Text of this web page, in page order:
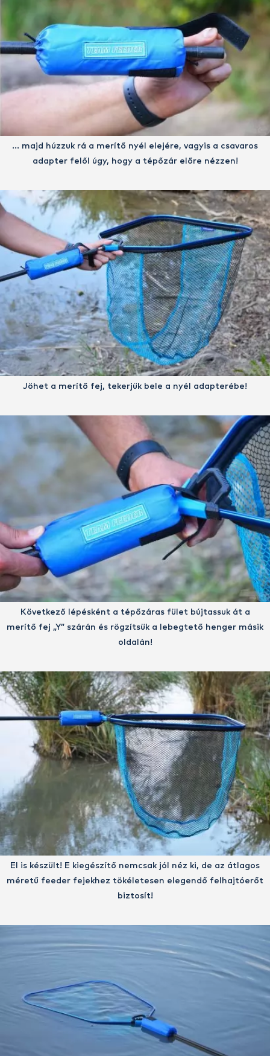
… majd húzzuk rá a merítő nyél elejére, vagyis a csavaros
adapter felől úgy, hogy a tépőzár előre nézzen!
Jöhet a merítő fej, tekerjük bele a nyél adapterébe!
Következő lépésként a tépőzáras fület bújtassuk át a
merítő fej „Y” szárán és rögzítsük a lebegtető henger másik
oldalán!
El is készült! E kiegészítő nemcsak jól néz ki, de az átlagos
méretű feeder fejekhez tökéletesen elegendő felhajtóerőt
biztosít!